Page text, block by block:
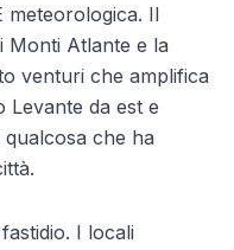
meteorologica. Il
Monti Atlante e la
venturi che amplifica
da est e
che ha
I locali